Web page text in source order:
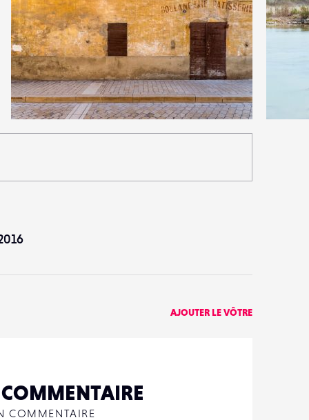
6
38
AJOUTER LE VÔTRE
COMMENTAIRE